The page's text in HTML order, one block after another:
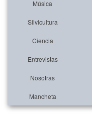
Música
Silvicultura
Ciencia
Entrevistas
Nosotras
Mancheta